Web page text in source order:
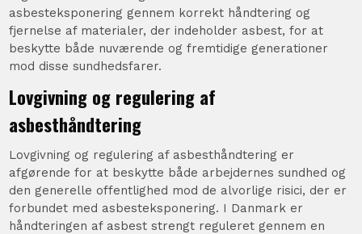
asbesteksponering gennem korrekt håndtering og
fjernelse af materialer, der indeholder asbest, for at
beskytte både nuværende og fremtidige generationer
mod disse sundhedsfarer.
Lovgivning og regulering af
asbesthåndtering
Lovgivning og regulering af asbesthåndtering er
afgørende for at beskytte både arbejdernes sundhed og
den generelle offentlighed mod de alvorlige risici, der er
forbundet med asbesteksponering. I Danmark er
håndteringen af asbest strengt reguleret gennem en